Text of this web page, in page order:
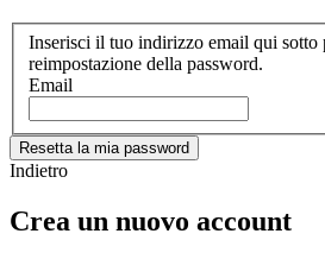
Inserisci il tuo indirizzo email qui sotto
reimpostazione della password.
Email
Resetta la mia password
Indietro
Crea un nuovo account